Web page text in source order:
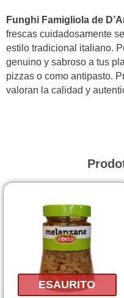
Funghi Famigliola de
frescas cuidadosamente
estilo tradicional italiano.
genuino y sabroso a tus
pizzas o como antipasto.
valoran la calidad y
ESAURITO